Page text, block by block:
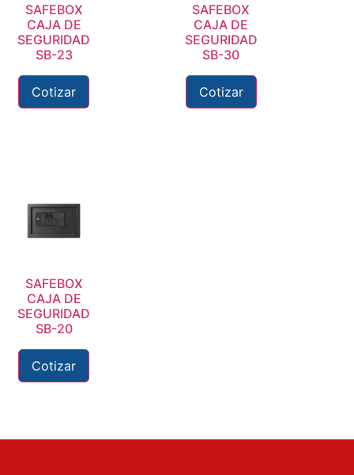
SAFEBOX
CAJA DE
SEGURIDAD
SB-23
Cotizar
SAFEBOX
CAJA DE
SEGURIDAD
SB-30
Cotizar
SAFEBOX
CAJA DE
SEGURIDAD
SB-20
Cotizar